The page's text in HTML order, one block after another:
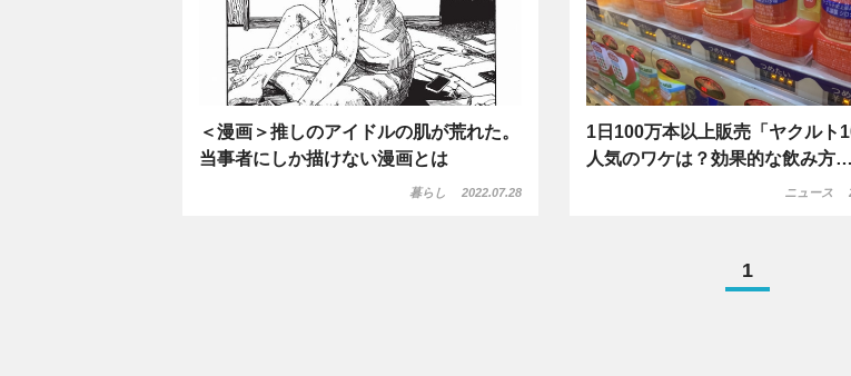
＜漫画＞推しのアイドルの肌が荒れた。
当事者にしか描けない漫画とは
暮らし 2022.07.28
1日100万本以上販売「ヤクルト
人気のワケは？効果的な飲み方…
ニュース
1